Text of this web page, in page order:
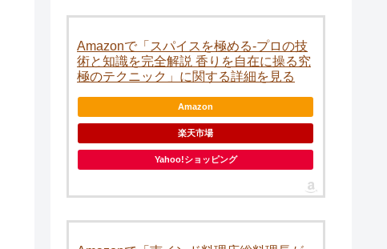
Amazonで「スパイスを極める-プロの技
術と知識を完全解説 香りを自在に操る究
極のテクニック」に関する詳細を見る
Amazon
楽天市場
Yahoo!ショッピング